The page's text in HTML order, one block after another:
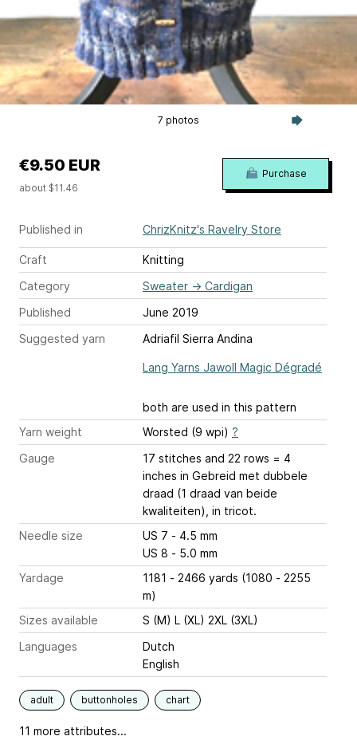
7 photos
Published in ChrizKnitz's Ravelry Store
Craft
Knitting
Category
Sweater → Cardigan
Published
June 2019
Suggested yarn
Adriafil Sierra Andina
Lang Yarns Jawoll Magic Dégradé
both are used in this pattern
Yarn weight
Worsted (9 wpi) ?
Gauge
17 stitches and 22 rows = 4
inches in Gebreid met dubbele
draad (1 draad van beide
kwaliteiten), in tricot.
Needle size
US 7 - 4.5 mm
US 8 - 5.0 mm
Yardage
1181 - 2466 yards (1080 - 2255
m)
Sizes available
S (M) L (XL) 2XL (3XL)
Languages
Dutch
English
adult buttonholes chart
11 more attributes...
€9.50 EUR
about $11.46
Purchase